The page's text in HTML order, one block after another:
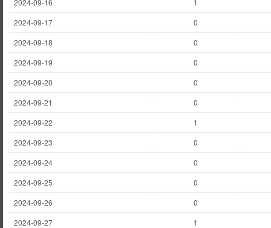
2024-09-16
1
2024-09-17
0
2024-09-18
0
2024-09-19
0
2024-09-20
0
2024-09-21
0
2024-09-22
1
2024-09-23
0
2024-09-24
0
2024-09-25
0
2024-09-26
0
2024-09-27
1